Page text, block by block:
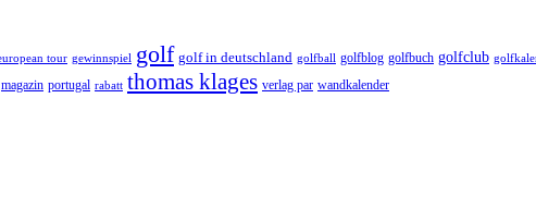
tour gewinnspiel golf golf in deutschland golfball golfblog golfbuch golfclub
magazin portugal rabatt thomas klages verlag par wandkalender